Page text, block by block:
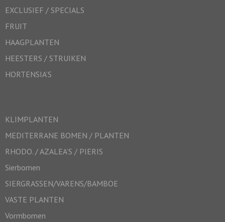
EXCLUSIEF / SPECIALS
FRUIT
HAAGPLANTEN
HEESTERS / STRUIKEN
HORTENSIA’S
KLIMPLANTEN
MEDITERRANE BOMEN / PLANTEN
RHODO. / AZALEA’S / PIERIS
Sierbomen
SIERGRASSEN/VARENS/BAMBOE
VASTE PLANTEN
Vormbomen